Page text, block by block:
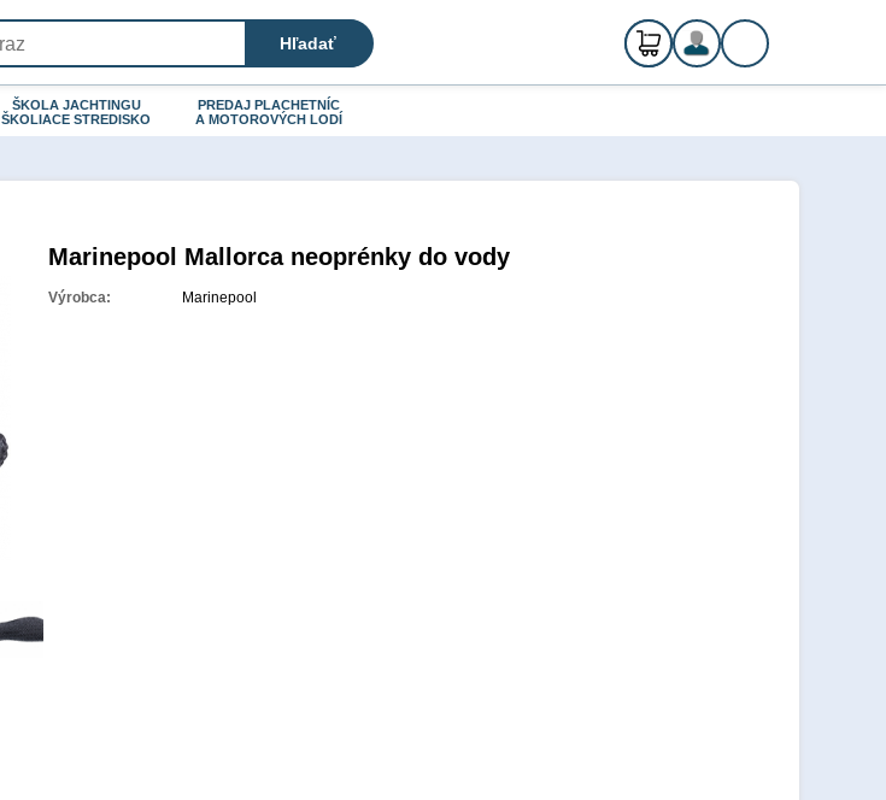
0ks
€ 0,00
Registrácia
Prihlásenie
ŠKOLA JACHTINGU
ŠKOLIACE STREDISKO
PREDAJ PLACHETNÍC
A MOTOROVÝCH LODÍ
Marinepool Mallorca neoprénky do vody
Výrobca: Marinepool